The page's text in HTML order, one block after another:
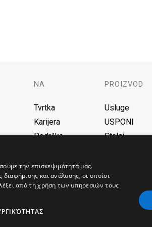
NA
Tvrtka
Karijera
Podrška
Blog
PROIZVOD
Usluge
USPONI
Stalci
Γεννήτριες
Φορτιστές EV
την επισκεψιμότητά μας.
και ανάλυσης, οι οποίοι
από τη χρήση των υπηρεσιών τους